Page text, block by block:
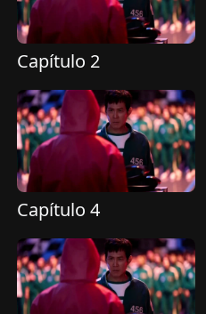
Capítulo 2
Capítulo 4